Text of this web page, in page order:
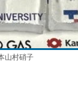
山村硝子